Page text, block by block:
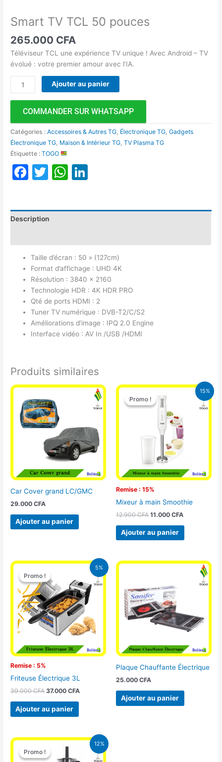
Smart TV TCL 50 pouces
265.000 CFA
Téléviseur TCL une expérience TV unique ! Avec Android – TV
évolué : votre premier amour avec l’IA.
Ajouter au panier
COMMANDER SUR WHATSAPP
Catégories :Accessoires & Autres TG, Électronique TG,Gadgets
Électronique TG, Maison & Intérieur TG,TV Plasma TG
Étiquette :TOGO
Facebook
TwitterWhatsApp
Description
Taille d’écran : 50 » (127cm)
Format d’affichage : UHD 4K
Résolution : 3840 x 2160
Technologie HDR : 4K HDR PRO
Qté de ports HDMI : 2
Tuner TV numérique : DVB-T2/C/S2
Améliorations d’image : IPQ 2.0 Engine
Interface vidéo : AV In /USB /HDMI
Produits similaires
Car Cover grand LC/GMC
29.000CFA
Ajouter au panier
15%
Promo !
Remise : 15%
Promo !
Mixeur à main Smoothie
12.900CFA
Le
prix
initial
était :
12.900 CFA.
11.000 CFA
Le
Ajouter au panier
5%
Promo !
Remise : 5%
Promo !
Friteuse Électrique 3L
39.000CFA
Le
initial
était :
39.000 CFA.
37.000CFA
Le
prix
actuel
est :
37.000 CFA.
Ajouter au panier
Plaque Chauffante Électrique
25.000 CFA
Ajouter au panier
12%
Promo !
Promo !
Le
prix
initial
Le
prix
actuel